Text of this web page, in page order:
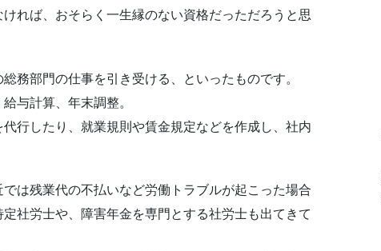
れば、おそらく一生縁のない資格だっただろうと思
務部門の仕事を引き受ける、といったものです。
与計算、年末調整。
行したり、就業規則や賃金規定などを作成し、社内
は残業代の不払いなど労働トラブルが起こった場合
社労士や、障害年金を専門とする社労士も出てきて